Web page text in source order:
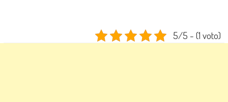
5/5 - (1 voto)